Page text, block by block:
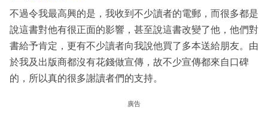
不過令我最高興的是，我收到不少讀者的電郵，而很多都是
說這書對他有很正面的影響，甚至說這書改變了他，他們對
書給予肯定，更有不少讀者向我說他買了多本送給朋友。由
於我及出版商都沒有花錢做宣傳，故不少宣傳都來自口碑
的，所以真的很多謝讀者們的支持。
廣告